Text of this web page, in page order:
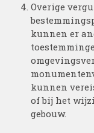
Overige
kunnen er
kunnen
of bij het
gebouw.